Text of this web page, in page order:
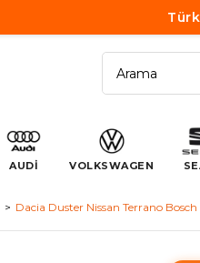
AUDİ VOLKSWAGEN
Dacia Duster Nissan Terrano